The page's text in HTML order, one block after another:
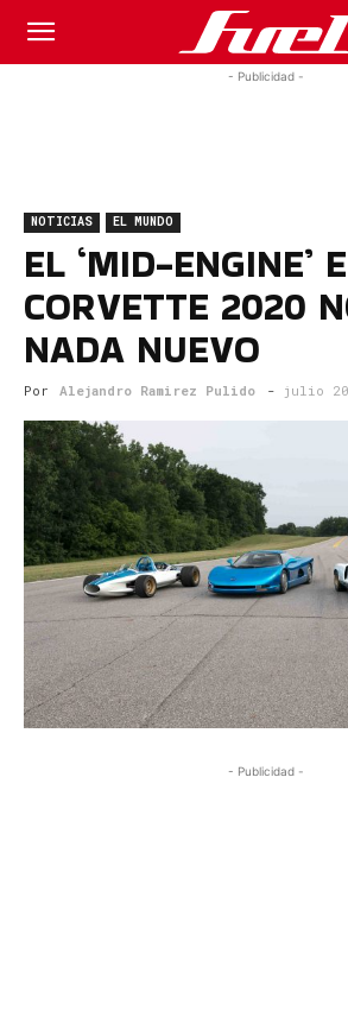
Fuel
Magazine
- Publicidad -
NOTICIAS EL MUNDO
EL ‘MID-ENGINE’
CORVETTE 2020
NADA NUEVO
Por Alejandro Ramirez Pulido - julio
- Publicidad -